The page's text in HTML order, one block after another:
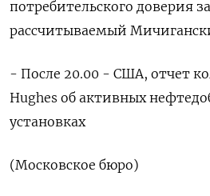
потребительского доверия
рассчитываемый
- После 20.00 - США, отчет
Hughes об активных
установках
(Московское бюро)